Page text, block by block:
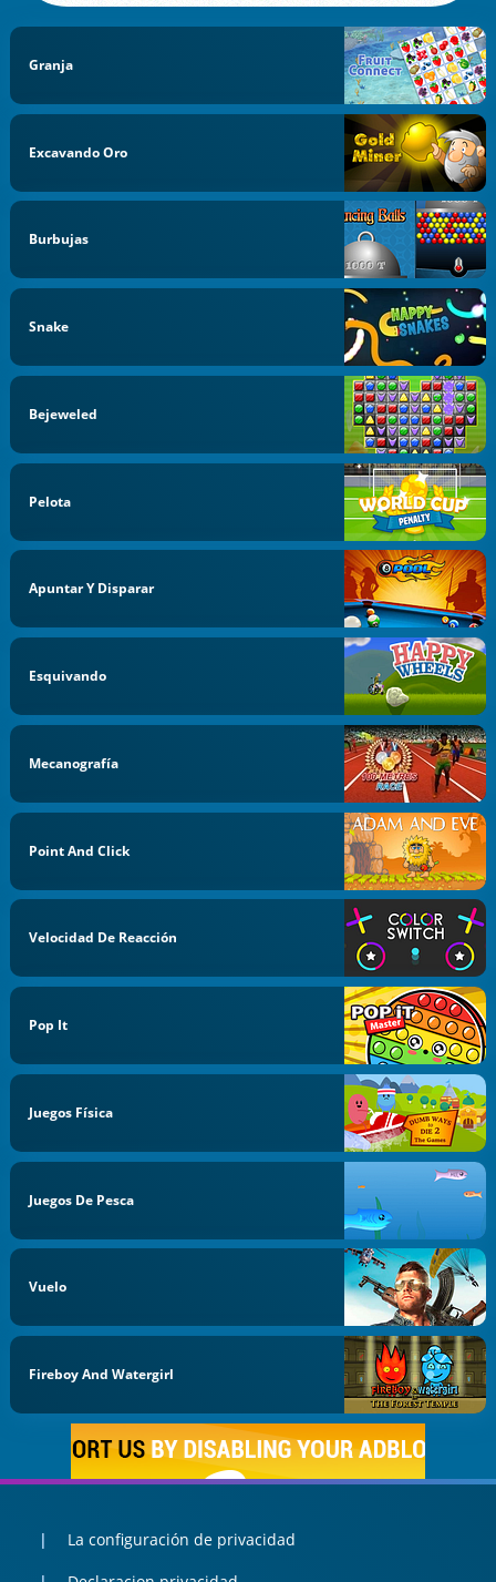
Granja
Excavando Oro
Burbujas
Snake
Bejeweled
Pelota
Apuntar Y Disparar
Esquivando
Mecanografía
Point And Click
Velocidad De Reacción
Pop It
Juegos Física
Juegos De Pesca
Vuelo
Fireboy And Watergirl
La configuración de privacidad